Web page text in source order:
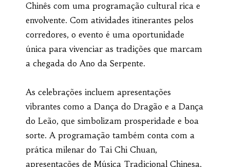
Chinês com uma programação cultural rica e
envolvente. Com atividades itinerantes pelos
corredores, o evento é uma oportunidade
única para vivenciar as tradições que marcam
a chegada do Ano da Serpente.
As celebrações incluem apresentações
vibrantes como a Dança do Dragão e a Dança
do Leão, que simbolizam prosperidade e boa
sorte. A programação também conta com a
prática milenar do Tai Chi Chuan,
apresentações de Música Tradicional Chinesa,